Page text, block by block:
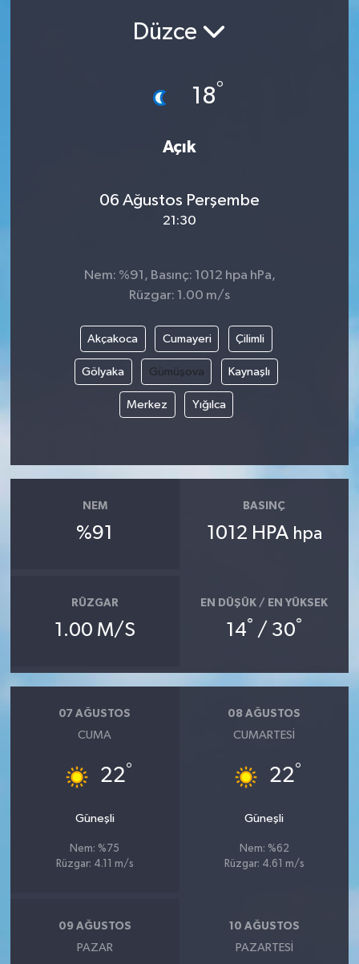
Düzce
18°
Açık
06 Ağustos Perşembe
21:30
Nem: %91, Basınç: 1012 hpa hPa,
Rüzgar: 1.00 m/s
Akçakoca Cumayeri Çilimli
Gölyaka Gümüşova Kaynaşlı
Merkez Yığılca
NEM
%91
BASINÇ
1012 HPA hpa
RÜZGAR
1.00 M/S
EN DÜŞÜK / EN YÜKSEK
14° / 30°
07 AĞUSTOS
CUMA
22°
Güneşli
Nem: %75
Rüzgar: 4.11 m/s
08 AĞUSTOS
CUMARTESI
22°
Güneşli
Nem: %62
Rüzgar: 4.61 m/s
09 AĞUSTOS
PAZAR
10 AĞUSTOS
PAZARTESI